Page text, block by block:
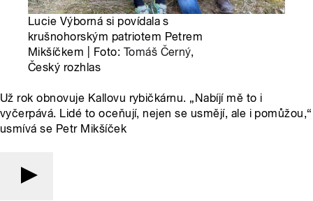
Lucie Výborná si povídala s
krušnohorským patriotem Petrem
Mikšíčkem | Foto: Tomáš Černý,
Český rozhlas
Už rok obnovuje Kallovu rybičkárnu. „Nabíjí mě to i
vyčerpává. Lidé to oceňují, nejen se usmějí, ale i pomůžou,“
usmívá se Petr Mikšíček